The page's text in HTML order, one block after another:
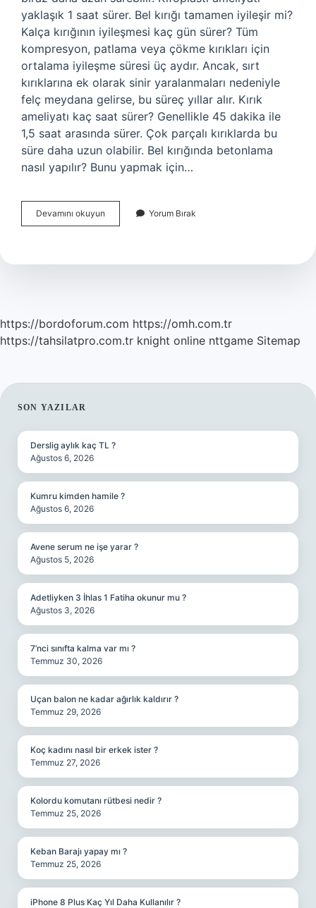
yaklaşık 1 saat sürer. Bel kırığı tamamen iyileşir mi?
Kalça kırığının iyileşmesi kaç gün sürer? Tüm
kompresyon, patlama veya çökme kırıkları için
ortalama iyileşme süresi üç aydır. Ancak, sırt
kırıklarına ek olarak sinir yaralanmaları nedeniyle
felç meydana gelirse, bu süreç yıllar alır. Kırık
ameliyatı kaç saat sürer? Genellikle 45 dakika ile
1,5 saat arasında sürer. Çok parçalı kırıklarda bu
süre daha uzun olabilir. Bel kırığında betonlama
nasıl yapılır? Bunu yapmak için…
Devamını okuyun
Kırığı
Yapılır
Yorum Bırak
https://bordoforum.com https://omh.com.tr
https://tahsilatpro.com.tr knight online nttgame Sitemap
SIDEBAR
SON YAZILAR
Derslig aylık kaç TL ?
Ağustos 6, 2026
Kumru kimden hamile ?
Ağustos 6, 2026
Avene serum ne işe yarar ?
Ağustos 5, 2026
Adetliyken 3 İhlas 1 Fatiha okunur mu ?
Ağustos 3, 2026
7’nci sınıfta kalma var mı ?
Temmuz 30, 2026
Uçan balon ne kadar ağırlık kaldırır ?
Temmuz 29, 2026
Koç kadını nasıl bir erkek ister ?
Temmuz 27, 2026
Kolordu komutanı rütbesi nedir ?
Temmuz 25, 2026
Keban Barajı yapay mı ?
Temmuz 25, 2026
iPhone 8 Plus Kaç Yıl Daha Kullanılır ?